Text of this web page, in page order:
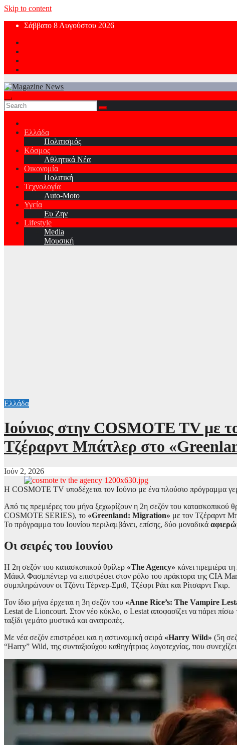
Skip to content
Σάββατο 8 Αυγούστου 2026
Ελλάδα
Πολιτισμός
Κόσμος
Αθλητικά Νέα
Οικονομία
Πολιτική
Τεχνολογία
Auto-Moto
Υγεία
Ευ Ζην
Lifestyle
Media
Μουσική
Ελλάδα
Ιούνιος στην COSMOTE TV με
Τζέραρντ Μπάτλερ στο
Ιούν 2, 2026
Η COSMOTE TV υποδέχεται τον Ιούνιο με ένα πλούσιο πρόγραμμα
Από τις πρεμιέρες του μήνα ξεχωρίζουν η 2η σεζόν του κατασκοπικού
COSMOTE SERIES), το «Greenland: Migration» με τον Τζέραρντ
Το πρόγραμμα του Ιουνίου περιλαμβάνει, επίσης, δύο μοναδικά
Οι σειρές του Ιουνίου
Η 2η σεζόν του κατασκοπικού θρίλερ «The Agency» κάνει πρεμιέρα
Μάικλ Φασμπέντερ να επιστρέφει στον ρόλο του πράκτορα της CIA
συμπληρώνουν οι Τζόντι Τέρνερ-Σμιθ, Τζέφρι Ράιτ και Ρίτσαρντ Γκιρ.
Τον ίδιο μήνα έρχεται η 3η σεζόν του «Anne Rice’s: The Vampire
Lestat de Lioncourt. Στον νέο κύκλο, ο Lestat αποφασίζει να πάρει πίσω
ταξίδι γεμάτο μυστικά και ανατροπές.
Με νέα σεζόν επιστρέφει και η αστυνομική σειρά «Harry Wild» (5η
“Harry” Wild, της συνταξιούχου καθηγήτριας λογοτεχνίας, που